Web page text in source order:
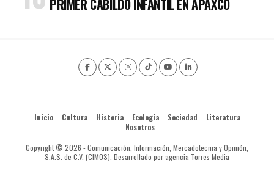
PRIMER CABILDO INFANTIL EN APAXCO
Inicio Cultura Historia Ecología Sociedad
Literatura
Nosotros
Copyright © 2026 - Comunicación, Información, Mercadotecnia y Opinión,
S.A.S. de C.V. (CIMOS). Desarrollado por agencia Torres Media